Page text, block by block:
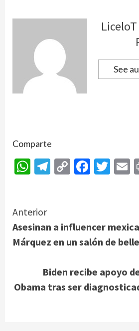
See
Comparte
WhatsApp
Telegram
Copy
Continue
Reading
Anterior
Asesinan a influencer
Márquez en un salón de
Biden recibe apoyo
Obama tras ser